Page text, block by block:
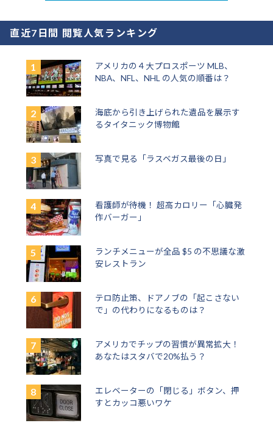
直近7日間 閲覧人気ランキング
アメリカの４大プロスポーツ MLB、
NBA、NFL、NHL の人気の順番は？
海底から引き上げられた遺品を展示す
るタイタニック博物館
写真で見る「ラスベガス最後の日」
看護師が待機！ 超高カロリー「心臓発
作バーガー」
ランチメニューが全品 $5 の不思議な激
安レストラン
テロ防止策、ドアノブの「起こさない
で」の代わりになるものは？
アメリカでチップの習慣が異常拡大！
あなたはスタバで20%払う？
エレベーターの「閉じる」ボタン、押
すとカッコ悪いワケ